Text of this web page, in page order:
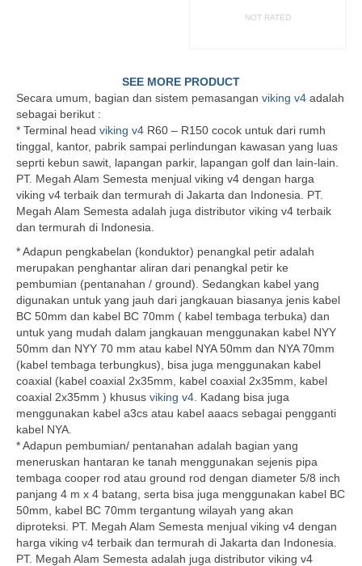
NOT RATED
SEE MORE PRODUCT
Secara umum, bagian dan sistem pemasangan viking v4 adalah
sebagai berikut :
* Terminal head viking v4 R60 – R150 cocok untuk dari rumh
tinggal, kantor, pabrik sampai perlindungan kawasan yang luas
seprti kebun sawit, lapangan parkir, lapangan golf dan lain-lain.
PT. Megah Alam Semesta menjual viking v4 dengan harga
viking v4 terbaik dan termurah di Jakarta dan Indonesia. PT.
Megah Alam Semesta adalah juga distributor viking v4 terbaik
dan termurah di Indonesia.
* Adapun pengkabelan (konduktor) penangkal petir adalah
merupakan penghantar aliran dari penangkal petir ke
pembumian (pentanahan / ground). Sedangkan kabel yang
digunakan untuk yang jauh dari jangkauan biasanya jenis kabel
BC 50mm dan kabel BC 70mm ( kabel tembaga terbuka) dan
untuk yang mudah dalam jangkauan menggunakan kabel NYY
50mm dan NYY 70 mm atau kabel NYA 50mm dan NYA 70mm
(kabel tembaga terbungkus), bisa juga menggunakan kabel
coaxial (kabel coaxial 2x35mm, kabel coaxial 2x35mm, kabel
coaxial 2x35mm ) khusus viking v4 . Kadang bisa juga
menggunakan kabel a3cs atau kabel aaacs sebagai pengganti
kabel NYA.
* Adapun pembumian/ pentanahan adalah bagian yang
meneruskan hantaran ke tanah menggunakan sejenis pipa
tembaga cooper rod atau ground rod dengan diameter 5/8 inch
panjang 4 m x 4 batang, serta bisa juga menggunakan kabel BC
50mm, kabel BC 70mm tergantung wilayah yang akan
diproteksi. PT. Megah Alam Semesta menjual viking v4 dengan
harga viking v4 terbaik dan termurah di Jakarta dan Indonesia.
PT. Megah Alam Semesta adalah juga distributor viking v4